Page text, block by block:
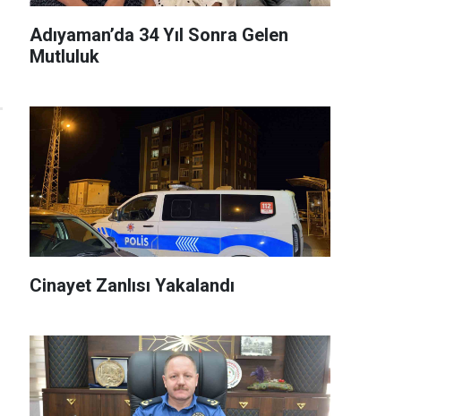
Adıyaman’da 34 Yıl Sonra Gelen
Mutluluk
Cinayet Zanlısı Yakalandı